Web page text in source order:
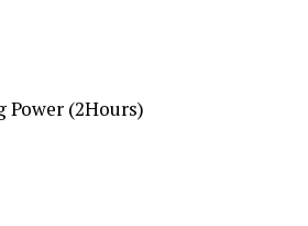
Power (2Hours)